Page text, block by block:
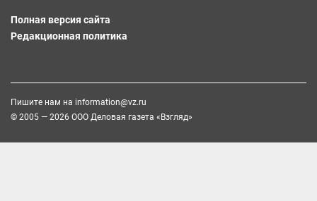
Полная версия сайта
Редакционная политика
Пишите нам на information@vz.ru
© 2005 — 2026 ООО Деловая газета «Взгляд»